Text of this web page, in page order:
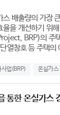
스 배출량의 가장
율을 개선하기 위
BRP)의 주
열창호 등 주택의
사업(BRP) 온실가스
통한 온실가스